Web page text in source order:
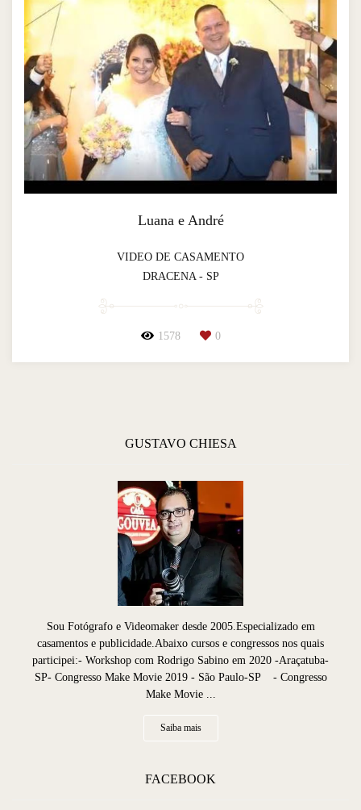
Luana e André
VIDEO DE CASAMENTO
DRACENA - SP
1578 0
GUSTAVO CHIESA
Sou Fotógrafo e Videomaker desde 2005.Especializado em
casamentos e publicidade.Abaixo cursos e congressos nos quais
participei:- Workshop com Rodrigo Sabino em 2020 -Araçatuba-
SP- Congresso Make Movie 2019 - São Paulo-SP - Congresso
Make Movie ...
Saiba mais
FACEBOOK